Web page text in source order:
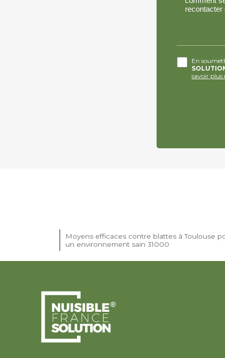
En
savoir plus
Moyens efficaces contre blattes à Toulouse
un environnement sain 31000